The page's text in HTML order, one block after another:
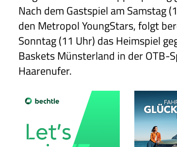
Nach dem Gastspiel am Samstag
den Metropol YoungStars, folgt
Sonntag (11 Uhr) das Heimspiel
Baskets Münsterland in der OTB-
Haarenufer.